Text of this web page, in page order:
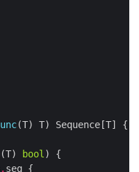
(T) bool
.